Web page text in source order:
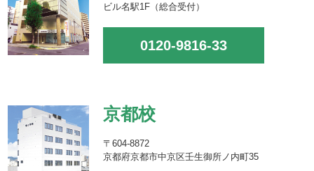
ビル名駅1F（総合受付）
0120-9816-33
京都校
〒604-8872
京都府京都市中京区壬生御所ノ内町35